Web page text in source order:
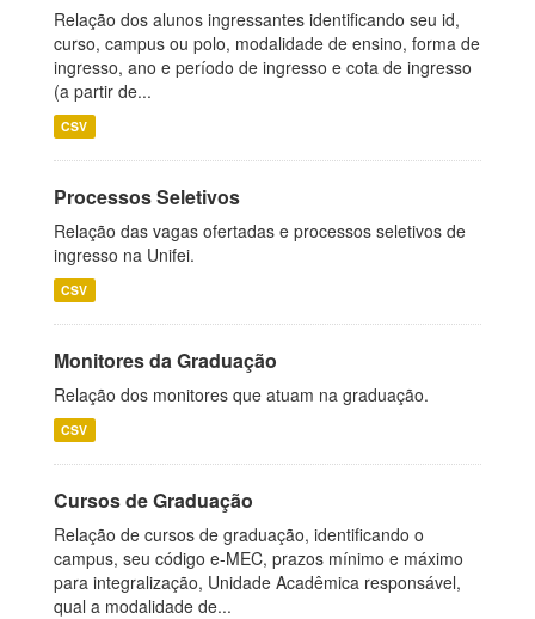
Relação dos alunos ingressantes identificando seu id,
curso, campus ou polo, modalidade de ensino, forma de
ingresso, ano e período de ingresso e cota de ingresso
(a partir de...
CSV
Processos Seletivos
Relação das vagas ofertadas e processos seletivos de
ingresso na Unifei.
CSV
Monitores da Graduação
Relação dos monitores que atuam na graduação.
CSV
Cursos de Graduação
Relação de cursos de graduação, identificando o
campus, seu código e-MEC, prazos mínimo e máximo
para integralização, Unidade Acadêmica responsável,
qual a modalidade de...